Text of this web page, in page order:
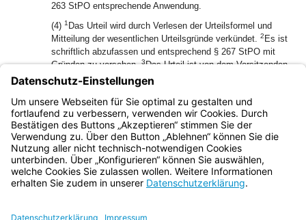
263 StPO entsprechende Anwendung.
(4) 1 Das Urteil wird durch Verlesen der Urteilsformel und
Mitteilung der wesentlichen Urteilsgründe verkündet. 2 Es ist
schriftlich abzufassen und entsprechend § 267 StPO mit
Gründen zu versehen.3Das Urteil ist von dem Vorsitzenden
und den Beisitzern zu unterzeichnen; dem Beschuldigten,
seinem Verteidiger, seinem Beistand sowie dem
Antragsteller ist das Urteil mit Rechtsmittelbelehrung
zuzustellen.4Art. 83 Abs. 3 Satz 2 gilt entsprechend.
Bayern.de
BayernPortal